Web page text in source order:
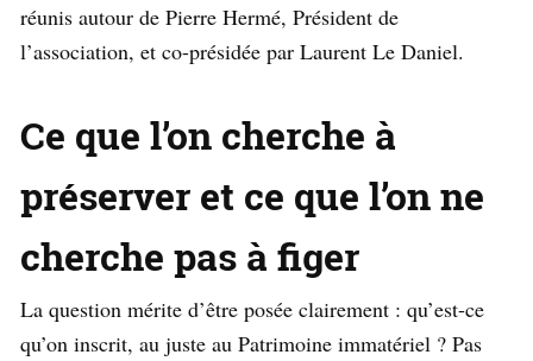
réunis autour de Pierre Hermé, Président de
l’association, et co-présidée par Laurent Le Daniel.
Ce que l’on cherche à
préserver et ce que l’on ne
cherche pas à figer
La question mérite d’être posée clairement : qu’est-ce
qu’on inscrit, au juste au Patrimoine immatériel ? Pas